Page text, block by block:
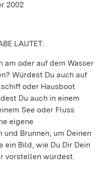
2002
LAUTET:
am oder auf dem Wasser
Würdest Du auch auf
oder Hausboot
Du auch in einem
See oder Fluss
eigene
Brunnen, um Deinen
ein Bild, wie Du Dir Dein
vorstellen würdest.